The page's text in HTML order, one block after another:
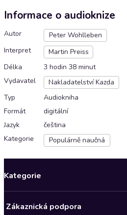
Informace o audioknize
Autor
Peter Wohlleben
Interpret
Martin Preiss
Délka
3 hodin 38 minut
Vydavatel
Nakladatelství Kazda
Typ
Audiokniha
Formát
digitální
Jazyk
čeština
Kategorie
Populárně naučná
Kategorie
Zákaznická podpora